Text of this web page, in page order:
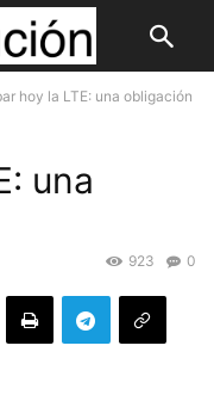
hoy la LTE: una obligación
una
0
923